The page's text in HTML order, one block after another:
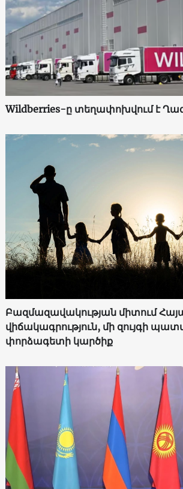
Wildberries-ը տեղափոխվում է
Բազմազավակության միտում
վիճակագրություն, մի զույգի
փորձագետի կարծիք